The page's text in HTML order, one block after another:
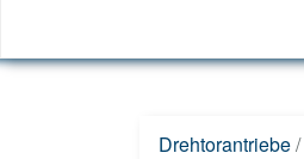
Drehtorantriebe/